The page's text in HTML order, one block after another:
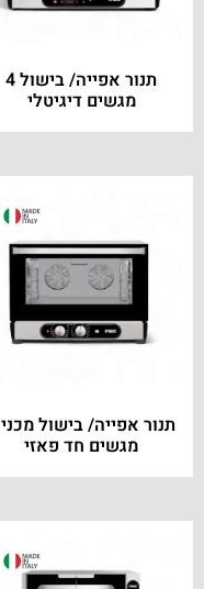
תנור אפייה/ בישול 4
מגשים דיגיטלי
תנור אפייה/ בישול מכני 4
מגשים חד פאזי